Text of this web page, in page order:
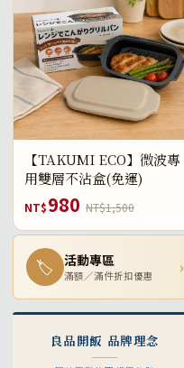
【TAKUMI ECO】微波專
用雙層不沾盒(免運)
NT$980 NT$1,500
🏷 活動專區
滿額／滿件折扣優惠 ›
良品開飯 品牌理念